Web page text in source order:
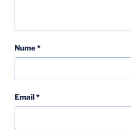
Nume*
Email*